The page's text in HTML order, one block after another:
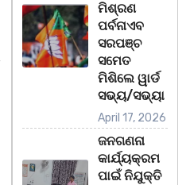
ମିଶ୍ରଣ
ପର୍ବନାଏବ
ସରପଞ୍ଚ
ସମେତ
ମିଶିଲେ ୱାର୍ଡ
ସଭ୍ୟ/ସଭ୍ୟା
April 17, 2026
ଜନଗଣନା
କାର୍ଯ୍ୟକ୍ରମ
ପାଇଁ ନିଯୁକ୍ତି